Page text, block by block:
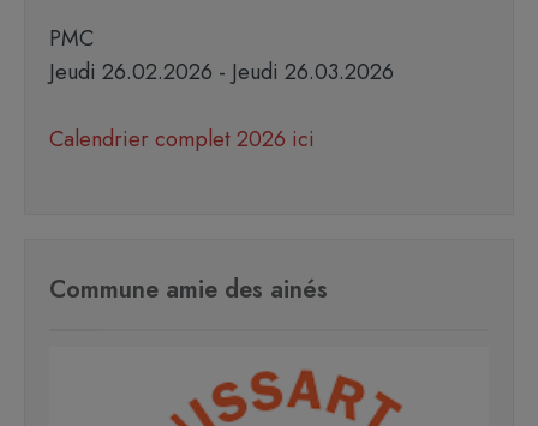
PMC
Jeudi 26.02.2026 - Jeudi 26.03.2026
Calendrier complet 2026 ici
Commune amie des ainés